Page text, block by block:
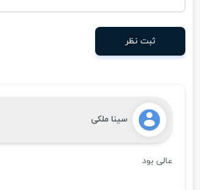
ثبت نظر
سینا ملکی
عالی بود